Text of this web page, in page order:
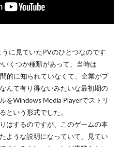
に見ていたPVのひとつなのです
くつか種類があって、当時は
的に知られていなくて、企業がプ
んて有り得ないみたいな最初期の
をWindows Media Playerでストリ
という形式でした。
はするのですが、このゲームの本
ような説明になっていて、見てい